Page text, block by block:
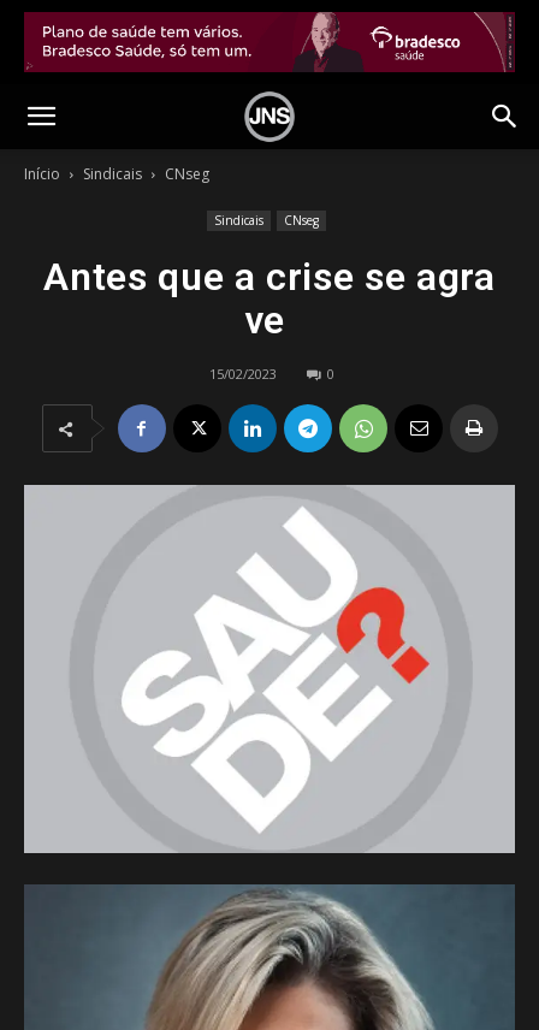
Início Sindicais CNseg
Sindicais CNseg
Antes que a crise se agra
ve
15/02/2023 0